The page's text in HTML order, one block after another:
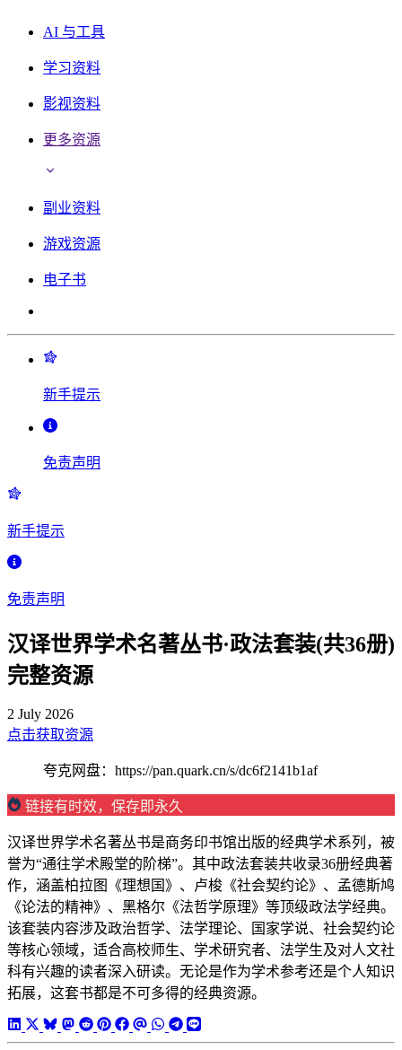
AI 与工具
学习资料
影视资料
更多资源
副业资料
游戏资源
电子书
新手提示
免责声明
新手提示
免责声明
汉译世界学术名著丛书·政法套装(共36册)
完整资源
2 July 2026
点击获取资源
夸克网盘：https://pan.quark.cn/s/dc6f2141b1af
链接有时效，保存即永久
汉译世界学术名著丛书是商务印书馆出版的经典学术系列，被
誉为“通往学术殿堂的阶梯”。其中政法套装共收录36册经典著
作，涵盖柏拉图《理想国》、卢梭《社会契约论》、孟德斯鸠
《论法的精神》、黑格尔《法哲学原理》等顶级政法学经典。
该套装内容涉及政治哲学、法学理论、国家学说、社会契约论
等核心领域，适合高校师生、学术研究者、法学生及对人文社
科有兴趣的读者深入研读。无论是作为学术参考还是个人知识
拓展，这套书都是不可多得的经典资源。